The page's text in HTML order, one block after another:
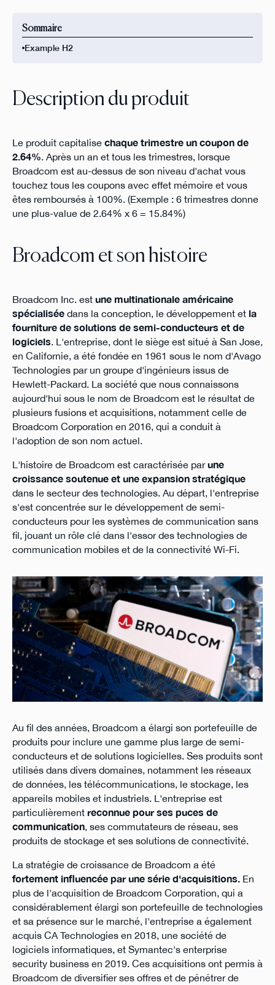
Sommaire
Example H2
Description du produit
Le produit capitalise chaque trimestre un coupon de
2.64%. Après un an et tous les trimestres, lorsque
Broadcom est au-dessus de son niveau d'achat vous
touchez tous les coupons avec effet mémoire et vous
êtes remboursés à 100%. (Exemple : 6 trimestres donne
une plus-value de 2.64% x 6 = 15.84%)
Broadcom et son histoire
Broadcom Inc. est une multinationale américaine
spécialiséedans la conception, le développement etla
fourniture de solutions de semi-conducteurs et de
logiciels. L'entreprise, dont le siège est situé à San Jose,
en Californie, a été fondée en 1961 sous le nom d'Avago
Technologies par un groupe d'ingénieurs issus de
Hewlett-Packard. La société que nous connaissons
aujourd'hui sous le nom de Broadcom est le résultat de
plusieurs fusions et acquisitions, notamment celle de
Broadcom Corporation en 2016, qui a conduit à
l'adoption de son nom actuel.
L'histoire de Broadcom est caractérisée parune
croissance soutenue et une expansion stratégique
dans le secteur des technologies. Au départ, l'entreprise
s'est concentrée sur le développement de semi-
conducteurs pour les systèmes de communication sans
fil, jouant un rôle clé dans l'essor des technologies de
communication mobiles et de la connectivité Wi-Fi.
Au fil des années, Broadcom a élargi son portefeuille de
produits pour inclure une gamme plus large de semi-
conducteurs et de solutions logicielles. Ses produits sont
utilisés dans divers domaines, notamment les réseaux
de données, les télécommunications, le stockage, les
appareils mobiles et industriels. L'entreprise est
particulièrement reconnue pour ses puces de
communication, ses commutateurs de réseau, ses
produits de stockage et ses solutions de connectivité.
La stratégie de croissance de Broadcom a été
fortement influencée par une série d'acquisitions.En
plus de l'acquisition de Broadcom Corporation, qui a
considérablement élargi son portefeuille de technologies
et sa présence sur le marché, l'entreprise a également
acquis CA Technologies en 2018, une société de
logiciels informatiques, et Symantec's enterprise
security business en 2019. Ces acquisitions ont permis à
Broadcom de diversifier ses offres et de pénétrer de